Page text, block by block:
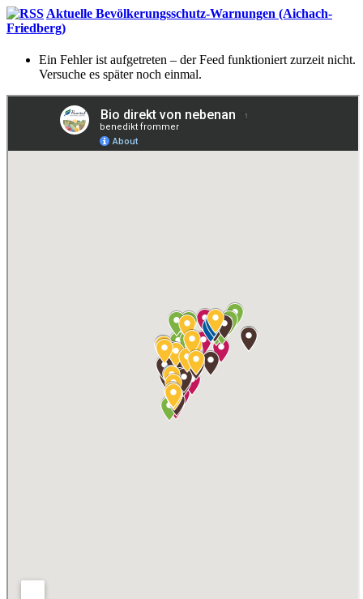
Aktuelle Bevölkerungsschutz-Warnungen (Aichach-
Friedberg)
Ein Fehler ist aufgetreten – der Feed funktioniert zurzeit nicht.
Versuche es später noch einmal.